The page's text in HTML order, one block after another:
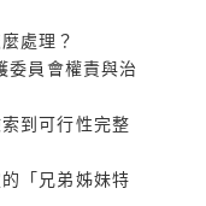
處理？
委員會權責與治
到可行性完整
「兄弟姊妹特